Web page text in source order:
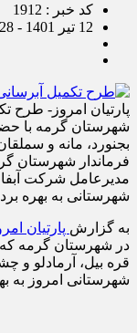
کد خبر : 1912
12 تیر 1401 - 21:28
شهرستان گرمه با
بجنورد، مانه و
فرماندار شهرستان
مدیرعامل شرکت
شهرستانی به بهره
به گزارش پارتیان
در شهرستان گرمه
قره بیل، آرمادلو و
شهرستانی امروز به